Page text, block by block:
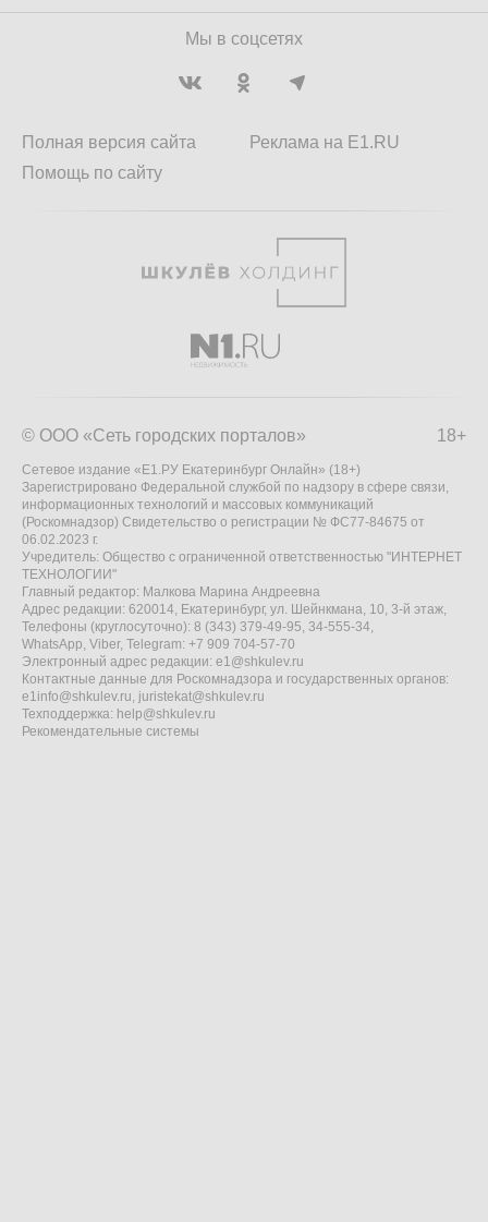
Мы в соцсетях
Полная версия сайта
Помощь по сайту
Реклама на E1.RU
18+
© ООО «Сеть городских порталов»
Сетевое издание «Е1.РУ Екатеринбург Онлайн» (18+)
Зарегистрировано Федеральной службой по надзору в сфере связи,
информационных технологий и массовых коммуникаций
(Роскомнадзор) Свидетельство о регистрации № ФС77-84675 от
06.02.2023 г.
Учредитель: Общество с ограниченной ответственностью "ИНТЕРНЕТ
ТЕХНОЛОГИИ"
Главный редактор: Малкова Марина Андреевна
Адрес редакции: 620014, Екатеринбург, ул. Шейнкмана, 10, 3-й этаж,
Телефоны (круглосуточно): 8 (343) 379-49-95, 34-555-34,
WhatsApp, Viber, Telegram: +7 909 704-57-70
Электронный адрес редакции: e1@shkulev.ru
Контактные данные для Роскомнадзора и государственных органов:
e1info@shkulev.ru, juristekat@shkulev.ru
Техподдержка: help@shkulev.ru
Рекомендательные системы